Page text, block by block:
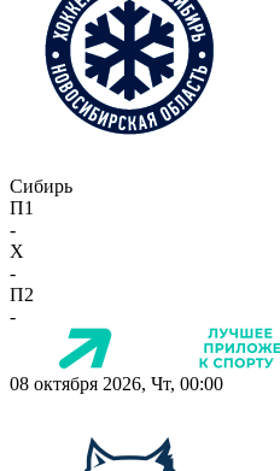
Сибирь
П1
-
X
-
П2
-
08 октября 2026, Чт, 00:00